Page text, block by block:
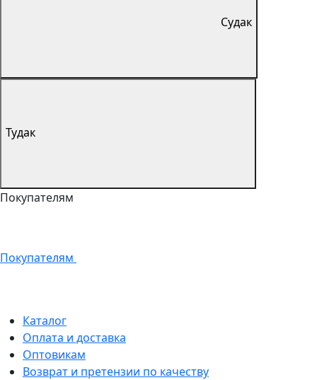
Судак
Тудак
Покупателям
Покупателям
Каталог
Оплата и доставка
Оптовикам
Возврат и претензии по качеству